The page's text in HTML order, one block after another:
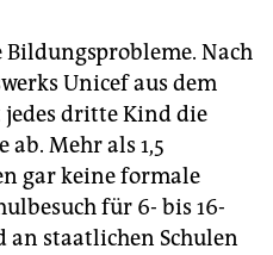
Bildungsprobleme. Nach
Unicef aus dem
jedes dritte Kind die
ab. Mehr als 1,5
gar keine formale
für 6- bis 16-
an staatlichen Schulen